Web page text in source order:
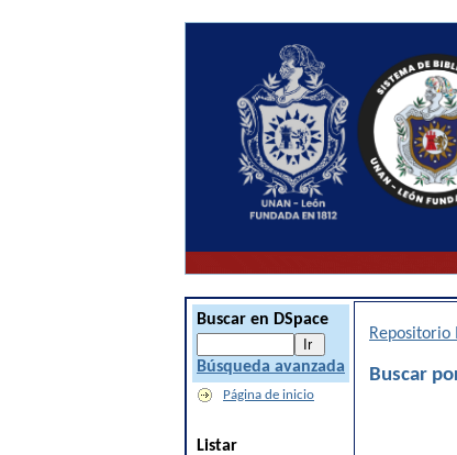
Buscar en DSpace
Búsqueda avanzada
Página de inicio
Listar
Repositorio
Buscar